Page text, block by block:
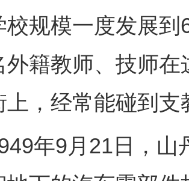
校规模一度发展
外籍教师、技师
上，经常能碰到支
年9月21日，山